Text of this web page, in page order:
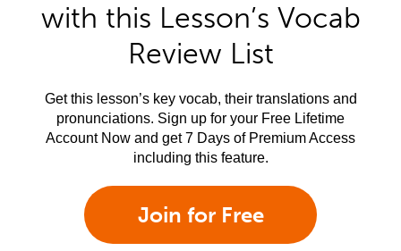
with this Lesson’s Vocab
Review List
Get this lesson’s key vocab, their translations and
pronunciations. Sign up for your Free Lifetime
Account Now and get 7 Days of Premium Access
including this feature.
Join for Free